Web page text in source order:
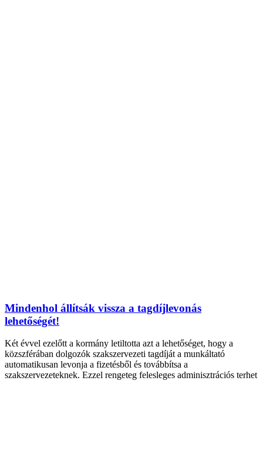
Mindenhol állítsák vissza a tagdíjlevonás
lehetőségét!
Két évvel ezelőtt a kormány letiltotta azt a lehetőséget, hogy a
közszférában dolgozók szakszervezeti tagdíját a munkáltató
automatikusan levonja a fizetésből és továbbítsa a
szakszervezeteknek. Ezzel rengeteg felesleges adminisztrációs terhet